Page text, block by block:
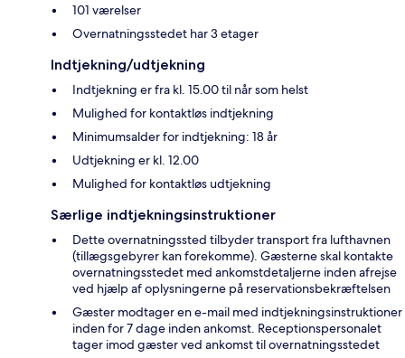
101 værelser
Overnatningsstedet har 3 etager
Indtjekning/udtjekning
Indtjekning er fra kl. 15.00 til når som helst
Mulighed for kontaktløs indtjekning
Minimumsalder for indtjekning: 18 år
Udtjekning er kl. 12.00
Mulighed for kontaktløs udtjekning
Særlige indtjekningsinstruktioner
Dette overnatningssted tilbyder transport fra lufthavnen
(tillægsgebyrer kan forekomme). Gæsterne skal kontakte
overnatningsstedet med ankomstdetaljerne inden afrejse
ved hjælp af oplysningerne på reservationsbekræftelsen
Gæster modtager en e-mail med indtjekningsinstruktioner
inden for 7 dage inden ankomst. Receptionspersonalet
tager imod gæster ved ankomst til overnatningsstedet